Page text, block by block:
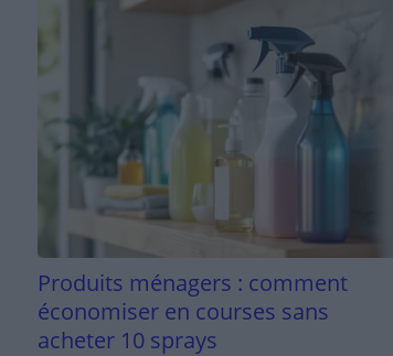
Produits ménagers : comment
économiser en courses sans
acheter 10 sprays